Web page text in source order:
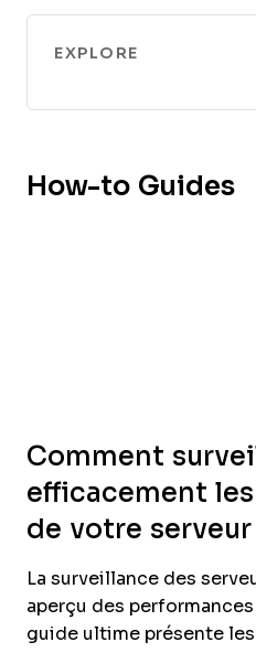
EXPLORE
How-to Guides
Comment
efficacement
de votre serveur
La surveillance des
aperçu des
guide ultime présente